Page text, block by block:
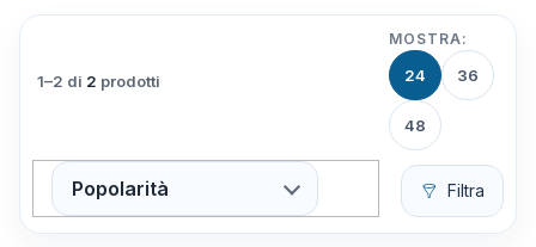
Filtra
Popolarità
1–2 di 2 prodotti
MOSTRA:
24 36
48